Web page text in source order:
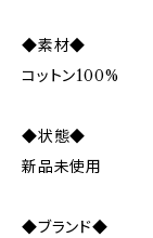
◆素材◆
コットン100%
◆状態◆
新品未使用
◆ブランド◆